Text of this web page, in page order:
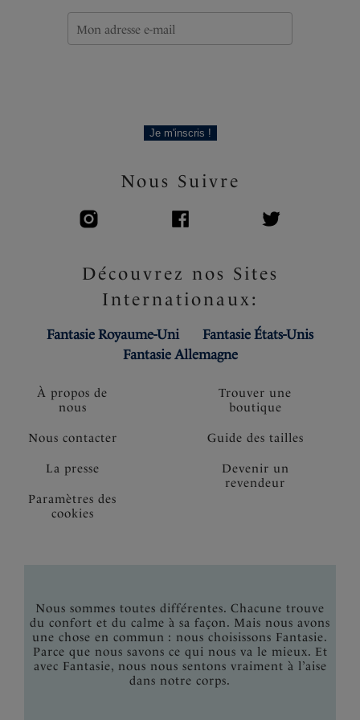
Code produit : FS506301MUI
À propos de
nous
Nous contacter
La presse
Paramètres des
cookies
Je m'inscris !
Nous Suivre
Découvrez nos Sites
Internationaux:
Fantasie Royaume-Uni
Fantasie États-Unis
Fantasie Allemagne
Trouver une
boutique
Guide des tailles
Devenir un
revendeur
Nous sommes toutes différentes. Chacune trouve
du confort et du calme à sa façon. Mais nous avons
une chose en commun : nous choisissons Fantasie.
Parce que nous savons ce qui nous va le mieux. Et
avec Fantasie, nous nous sentons vraiment à l’aise
dans notre corps.